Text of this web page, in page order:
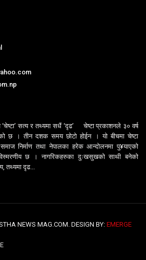
‘चेष्टा’ सत्य र तथ्यमा सधैं ‘दृढ’ चेष्टा प्रकाशनले ३० वर्ष
छ । तीन दशक समय छोटो होईन । यो बीचमा चेष्टा
निर्माण तथा नेपालका हरेक आन्दोलनमा पु¥याएको
छ । नागरिकहरुका दुःखसुखको साथी बनेको
तथ्यमा दृढ...
NEWS MAG.COM. DESIGN BY: EMERGE